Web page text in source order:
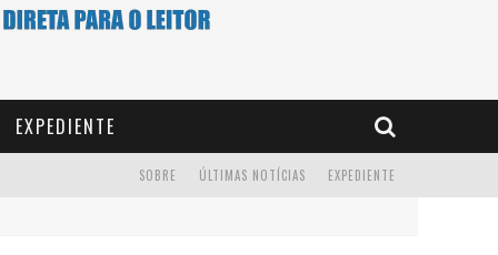
EXPEDIENTE
EXPEDIENTE
ÚLTIMAS NOTÍCIAS
SOBRE